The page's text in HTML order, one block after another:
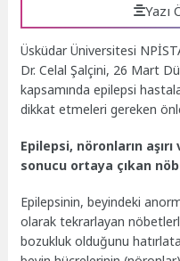
Yazı
Üsküdar Üniversitesi
Dr. Celal Şalçini, 26 Mart
kapsamında epilepsi
dikkat etmeleri gereken
Epilepsi, nöronların
sonucu ortaya çıkan
Epilepsinin, beyindeki
olarak tekrarlayan
bozukluk olduğunu